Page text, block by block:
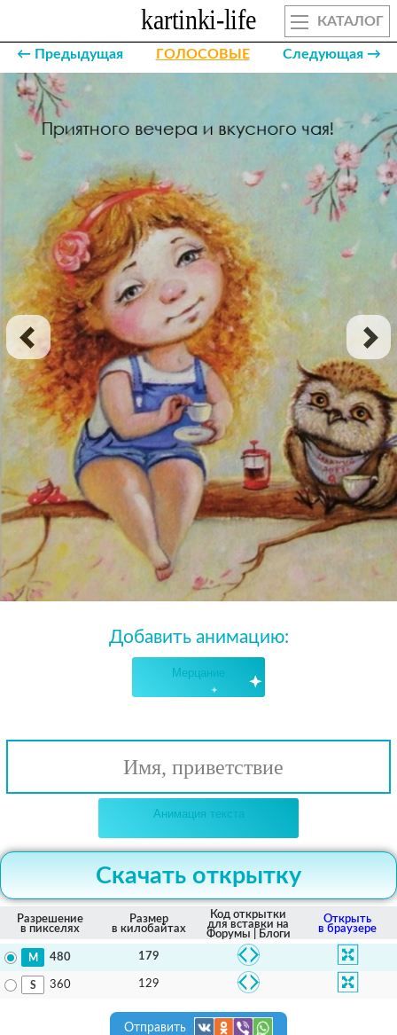
КАТАЛОГ
← Предыдущая ГОЛОСОВЫЕ Следующая →
Добавить анимацию:
Мерцание
Имя, приветствие
Анимация текста
Скачать открытку
Разрешение
в пикселях
Размер
в килобайтах
Код открытки
для вставки на
Форумы | Блоги
Открыть
в браузере
480 179
360 129
Отправить